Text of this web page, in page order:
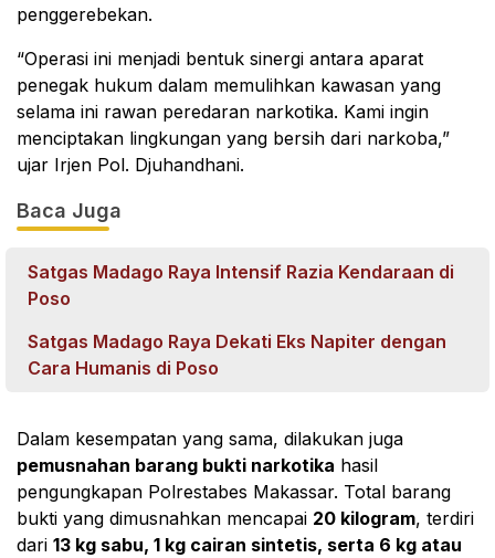
penggerebekan.
“Operasi ini menjadi bentuk sinergi antara aparat
penegak hukum dalam memulihkan kawasan yang
selama ini rawan peredaran narkotika. Kami ingin
menciptakan lingkungan yang bersih dari narkoba,”
ujar Irjen Pol. Djuhandhani.
Baca Juga
Satgas Madago Raya Intensif Razia Kendaraan di
Poso
Satgas Madago Raya Dekati Eks Napiter dengan
Cara Humanis di Poso
Dalam kesempatan yang sama, dilakukan juga
pemusnahan barang bukti narkotika hasil
pengungkapan Polrestabes Makassar. Total barang
bukti yang dimusnahkan mencapai 20 kilogram, terdiri
dari 13 kg sabu, 1 kg cairan sintetis, serta 6 kg atau